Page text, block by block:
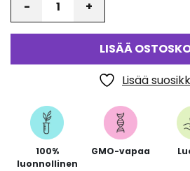
LISÄÄ
Lisää
100%
luonnollinen
GMO-vapaa